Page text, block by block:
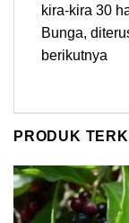
kira-kira 30
Bunga,
berikutnya
PRODUK